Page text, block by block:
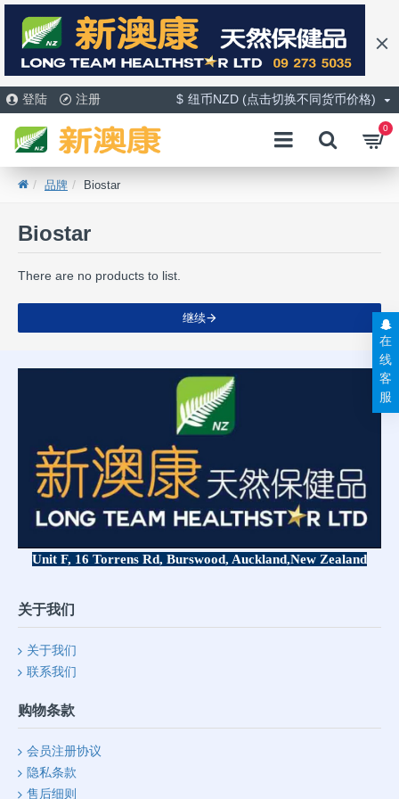
登陆 注册 $ 纽币NZD (点击切换不同货币价格)
0
品牌 Biostar
Biostar
There are no products to list.
继续
Unit F, 16 Torrens Rd, Burswood, Auckland,New Zealand
关于我们
关于我们
联系我们
购物条款
会员注册协议
隐私条款
售后细则
在
线
客
服